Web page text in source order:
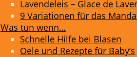
Lavendeleis – Glace de
9 Variationen für das
Was tun wenn…
Schnelle Hilfe bei Blasen
Oele und Rezepte für Baby’s